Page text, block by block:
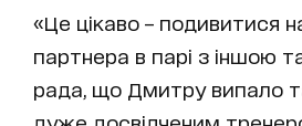
«Це цікаво – подивитися
партнера в парі з іншою
рада, що Дмитру випало